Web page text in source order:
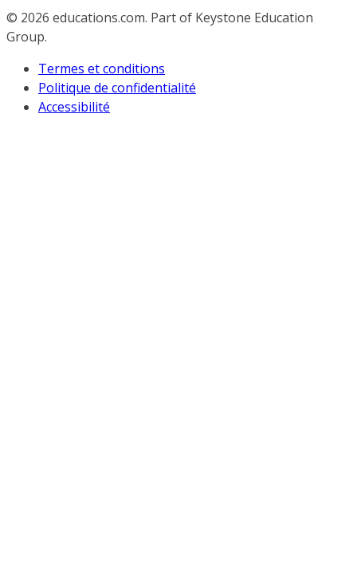
© 2026 educations.com. Part of Keystone Education
Group.
Termes et conditions
Politique de confidentialité
Accessibilité